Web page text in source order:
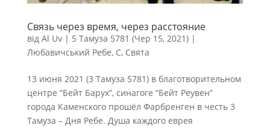
Связь через время, через расстояние
від Al Uv| 5 Тамуза 5781 (Чер 15, 2021)|
Любавичський Ребе, С, Свята
13 июня 2021 (3 Тамуза 5781) в благотворительном
центре “Бейт Барух”, синагоге “Бейт Реувен”
города Каменского прошёл Фарбренген в честь 3
Тамуза – Дня Ребе. Душа каждого еврея